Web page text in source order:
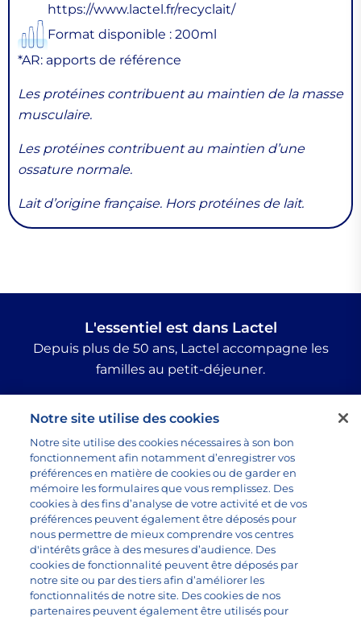
https://www.lactel.fr/recyclait/
Format disponible : 200ml
*AR: apports de référence
Les protéines contribuent au maintien de la masse
musculaire.
Les protéines contribuent au maintien d’une
ossature normale.
Lait d’origine française. Hors protéines de lait.
L'essentiel est dans Lactel
Depuis plus de 50 ans, Lactel accompagne les
familles au petit-déjeuner.
Suivez-nous :
Tous nos produits
Toutes les recettes
Questions sur le lait
Marque lactel
Notre site utilise des cookies
Notre site utilise des cookies nécessaires à son bon
fonctionnement afin notamment d’enregistrer vos
préférences en matière de cookies ou de garder en
mémoire les formulaires que vous remplissez. Des
cookies à des fins d’analyse de votre activité et de vos
préférences peuvent également être déposés pour
nous permettre de mieux comprendre vos centres
d'intérêts grâce à des mesures d’audience. Des
cookies de fonctionnalité peuvent être déposés par
notre site ou par des tiers afin d’améliorer les
fonctionnalités de notre site. Des cookies de nos
partenaires peuvent également être utilisés pour